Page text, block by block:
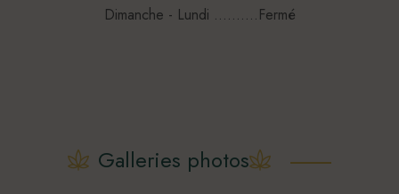
Dimanche - Lundi ..........Fermé
Galleries photos